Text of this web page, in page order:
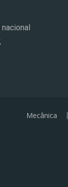
Mecânica